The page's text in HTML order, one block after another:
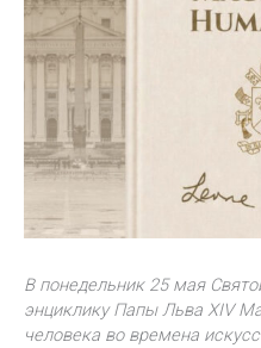
В понедельник 25 мая
энциклику Папы Льва XIV
человека во времена